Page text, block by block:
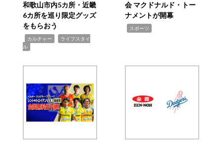
和歌山市内5カ所・近畿
6カ所を巡り限定グッズ
をもらおう
カルチャー
ライフスタイ
ル
会 マクドナルド・トー
ナメントが開幕
スポーツ